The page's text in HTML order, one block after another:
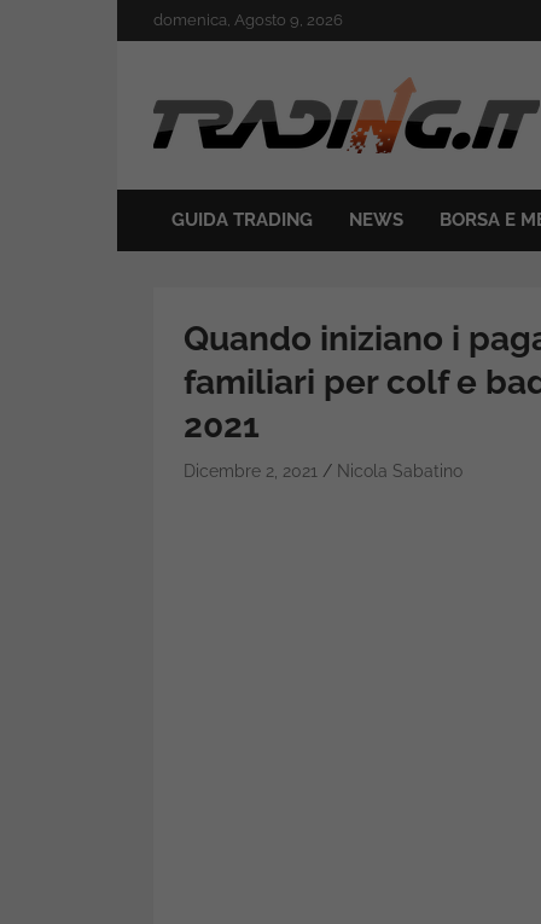
to
domenica, Agosto 9, 2026
Trading.it
GUIDA TRADING NEWS BORSA E
Quando iniziano i
familiari per colf e
2021
Dicembre 2, 2021 Nicola Sabatino